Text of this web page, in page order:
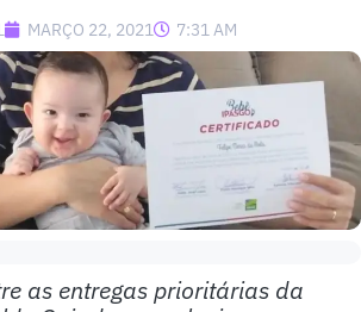
MARÇO 22, 2021 7:31 AM
as entregas prioritárias da